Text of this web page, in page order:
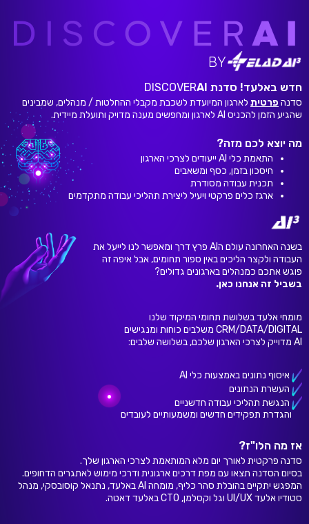
BY
חדש באלעד! סדנת DISCOVERAI
סדנה פרטית לארגון המיועדת לשכבת מקבלי ההחלטות / מנהלים, שמבינים
שהגיע הזמן להכניס AI לארגון ומחפשים מענה מדויק ותועלת מיידית.
מה יוצא לכם מזה?
התאמת כלי AI ייעודים לצרכי הארגון
חיסכון בזמן, כסף ומשאבים
תכנית עבודה מסודרת
ארגז כלים פרקטי ויעיל ליצירת תהליכי עבודה מתקדמים
בשנה האחרונה עולם הAI פרץ דרך ומאפשר לנו לייעל את
העבודה ולקצר הליכים באין ספור תחומים, אבל איפה זה
פוגש אתכם כמנהלים בארגונים גדולים?
בשביל זה אנחנו כאן.
מומחי אלעד בשלושת תחומי המיקוד שלנו
CRM/DATA/DIGITAL משלבים כוחות ומנגישים
AI מדוייק לצרכי הארגון שלכם, בשלושה שלבים:
איסוף נתונים באמצעות כלי AI
העשרת הנתונים
הנגשת תהליכי עבודה חדשניים
והגדרת תפקידים חדשים ומשמעותיים לעובדים
אז מה הלו"ז?
סדנה פרקטית לאורך יום מלא המותאמת לצרכי הארגון שלך.
בסיום הסדנה תצאו עם מפת דרכים ארגונית ודרכי מימוש לאתגרים הדחופים.
המפגש יתקיים בהובלת סהר כליף, מומחה AI באלעד, נתנאל קוסובסקי, מנהל
סטודיו אלעד UI/UX וגל וקסלמן, CTO באלעד דאטה.